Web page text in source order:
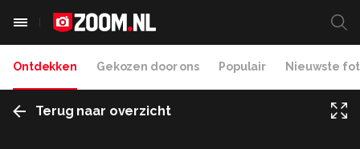
Ontdekken Gekozen door ons Populair Nieuwste
Terug naar overzicht